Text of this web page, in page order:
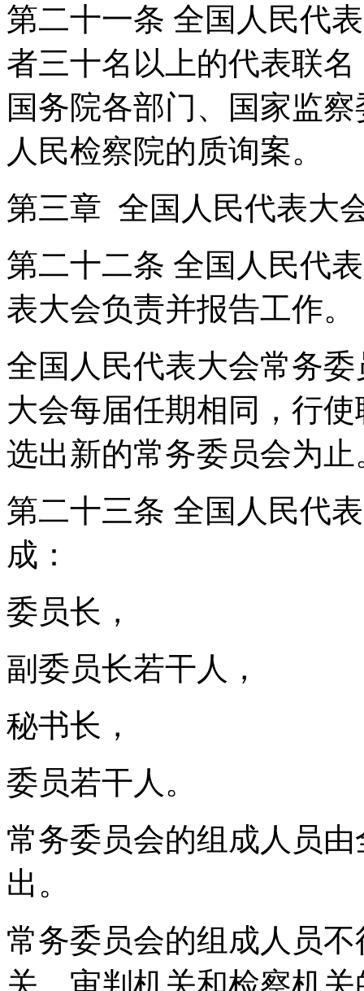
第二十一条 全国人民代
者三十名以上的代表联
国务院各部门、国家监
人民检察院的质询案。
第三章 全国人民代表大
第二十二条 全国人民代
表大会负责并报告工作
全国人民代表大会常务
大会每届任期相同，行
选出新的常务委员会为止
第二十三条 全国人民代
成：
委员长，
副委员长若干人，
秘书长，
委员若干人。
常务委员会的组成人员
出。
常务委员会的组成人员
关、审判机关和检察机